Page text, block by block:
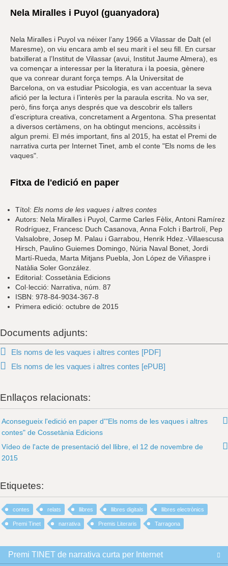
Nela Miralles i Puyol (guanyadora)
Nela Miralles i Puyol va néixer l’any 1966 a Vilassar de Dalt (el
Maresme), on viu encara amb el seu marit i el seu fill. En cursar
batxillerat a l’Institut de Vilassar (avui, Institut Jaume Almera), es
va començar a interessar per la literatura i la poesia, gènere
que va conrear durant força temps. A la Universitat de
Barcelona, on va estudiar Psicologia, es van accentuar la seva
afició per la lectura i l’interès per la paraula escrita. No va ser,
però, fins força anys després que va descobrir els tallers
d’escriptura creativa, concretament a Argentona. S’ha presentat
a diversos certàmens, on ha obtingut mencions, accèssits i
algun premi. El més important, fins al 2015, ha estat el Premi de
narrativa curta per Internet Tinet, amb el conte "Els noms de les
vaques".
Fitxa de l'edició en paper
Títol: Els noms de les vaques i altres contes
Autors: Nela Miralles i Puyol, Carme Carles Fèlix, Antoni Ramírez
Rodríguez, Francesc Duch Casanova, Anna Folch i Bartrolí, Pep
Valsalobre, Josep M. Palau i Garrabou, Henrik Hdez.-Villaescusa
Hirsch, Paulino Guiemes Domingo, Núria Naval Bonet, Jordi
Martí-Rueda, Marta Mitjans Puebla, Jon López de Viñaspre i
Natàlia Soler González.
Editorial: Cossetània Edicions
Col·lecció: Narrativa, núm. 87
ISBN: 978-84-9034-367-8
Primera edició: octubre de 2015
Documents adjunts:
Els noms de les vaques i altres contes [PDF]
Els noms de les vaques i altres contes [ePUB]
Enllaços relacionats:
Aconsegueix l'edició en paper d'"Els noms de les vaques i altres
contes" de Cossetània Edicions
Vídeo de l'acte de presentació del llibre, el 12 de novembre de
2015
Etiquetes:
contes relats llibres llibres digitals llibres electrònics
Premi Tinet narrativa Premis Literaris Tarragona
Premi TINET de narrativa curta per Internet